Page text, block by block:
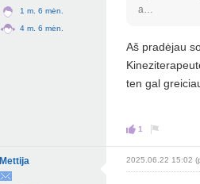
1 m. 6 mėn.
4 m. 6 mėn.
a…
Aš pradėjau
ten gal
1
Mettija 2025.06.22 15:02